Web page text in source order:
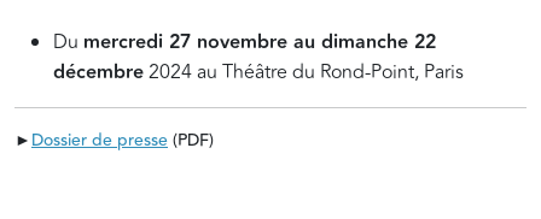
Du mercredi 27 novembre au dimanche 22
décembre2024 au Théâtre du Rond-Point, Paris
►Dossier de presse(PDF)